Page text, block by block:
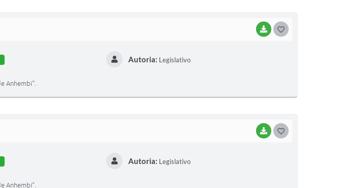
BAIXAR
Autoria: Legislativo
Anhembi”.
BAIXAR
Autoria: Legislativo
Anhembi”.